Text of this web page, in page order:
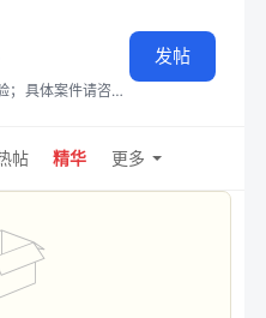
交流加拿大常见法律问题与办事经验；具体案件请咨询持牌律师。
发帖
帖 精华 更多